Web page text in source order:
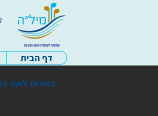
עמותת מיל"ה - דף הביתדף הבית
בחירות לועד המנהל